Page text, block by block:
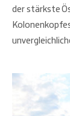
der stärkste